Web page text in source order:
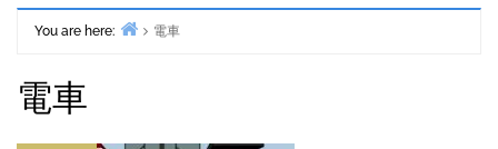
You are here:
電車
電車